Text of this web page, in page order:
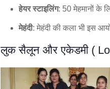
हेयर स्टाइलिंग: 50 मेहमानों के
मेहंदी: मेहंदी की कला भी इस
लुक सैलून और एकेडमी (